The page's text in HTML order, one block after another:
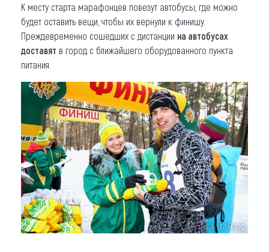
К месту старта марафонцев повезут автобусы, где можно
будет оставить вещи, чтобы их вернули к финишу.
Преждевременно сошедших с дистанции на автобусах
доставят в город с ближайшего оборудованного пункта
питания.